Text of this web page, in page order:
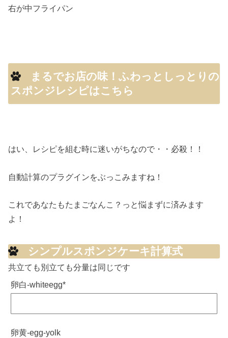
右が中フライパン
まるでお店の味！ふわっとしっとりの
スポンジレシピはこちら
はい、レシピを組む時に迷いがちなので・・必殺！！
自動計算のプラグインをぶっこみますね！
これであなたもたまごなんこ？っと悩まずに済みます
よ！
シンプルスポンジケーキ計算式
共立ても別立ても分量は同じです
卵白-whiteegg*
卵黄-egg-yolk